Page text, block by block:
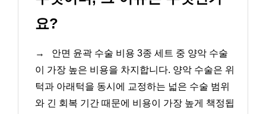
요?
→
안면 윤곽 수술 비용 3종 세트 중 양악 수술
이 가장 높은 비용을 차지합니다. 양악 수술은 위
턱과 아래턱을 동시에 교정하는 넓은 수술 범위
와 긴 회복 기간 때문에 비용이 가장 높게 책정됩